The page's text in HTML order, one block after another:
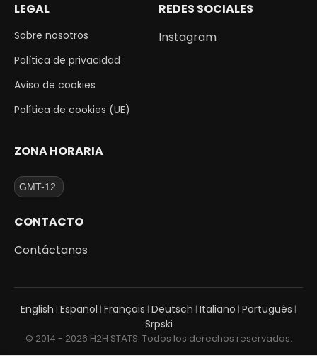
LEGAL
Sobre nosotros
Política de privacidad
Aviso de cookies
Política de cookies (UE)
REDES SOCIALES
Instagram
ZONA HORARIA
CONTACTO
Contáctanos
English | Español | Français | Deutsch | Italiano | Português |
Srpski
© 2014 - 2026 H2H STATS. Todos los derechos reservados.